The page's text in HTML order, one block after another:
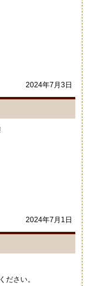
2024年7月3日
2024年7月1日
ださい。